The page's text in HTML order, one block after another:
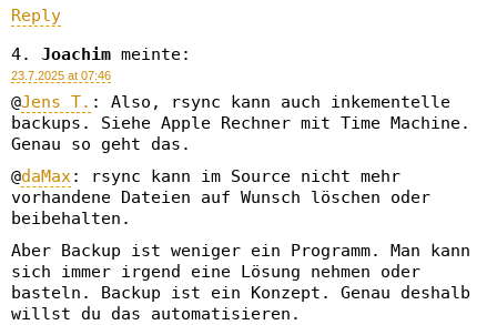
Reply
Joachim meinte:
23.7.2025 at 07:46
@Jens T. : Also, rsync kann auch inkementelle
backups. Siehe Apple Rechner mit Time Machine.
Genau so geht das.
@daMax: rsync kann im Source nicht mehr
vorhandene Dateien auf Wunsch löschen oder
beibehalten.
Aber Backup ist weniger ein Programm. Man kann
sich immer irgend eine Lösung nehmen oder
basteln. Backup ist ein Konzept. Genau deshalb
willst du das automatisieren.